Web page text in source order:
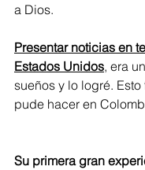
a Dios.
Presentar noticias en
Estados Unidos, era
sueños y lo logré.
pude hacer en
Su primera gran